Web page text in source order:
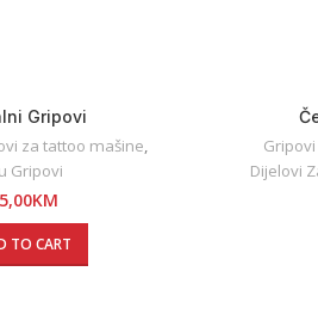
Gripovi
za tattoo mašine,
Gripovi
KM
TO CART
Dijelovi